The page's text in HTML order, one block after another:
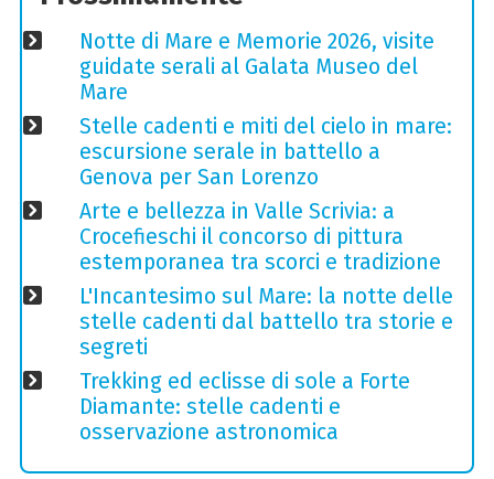
Notte di Mare e Memorie 2026, visite
guidate serali al Galata Museo del
Mare
Stelle cadenti e miti del cielo in mare:
escursione serale in battello a
Genova per San Lorenzo
Arte e bellezza in Valle Scrivia: a
Crocefieschi il concorso di pittura
estemporanea tra scorci e tradizione
L'Incantesimo sul Mare: la notte delle
stelle cadenti dal battello tra storie e
segreti
Trekking ed eclisse di sole a Forte
Diamante: stelle cadenti e
osservazione astronomica